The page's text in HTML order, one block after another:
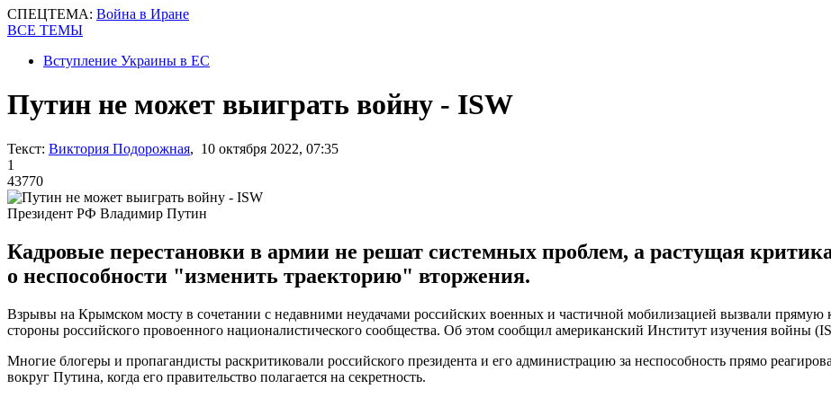
СПЕЦТЕМА: Война в Иране
ВСЕ ТЕМЫ
Вступление Украины в ЕС
Путин не может выиграть войну - ISW
Текст: Виктория Подорожная, 10 октября 2022, 07:35
1
43770
Президент РФ Владимир Путин
Кадровые перестановки в армии не решат системных проблем, а растущая критика
о неспособности "изменить траекторию" вторжения.
Взрывы на Крымском мосту в сочетании с недавними неудачами российских военных и частичной мобилизацией вызвали
стороны российского провоенного националистического сообщества. Об этом сообщил американский Институт изучения войны
Многие блогеры и пропагандисты раскритиковали российского президента и его администрацию за неспособность прямо
вокруг Путина, когда его правительство полагается на секретность.